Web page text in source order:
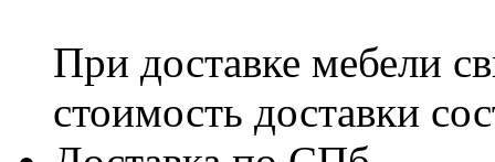
При доставке мебели
стоимость доставки